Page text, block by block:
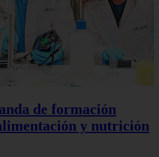
de formación
y nutrición